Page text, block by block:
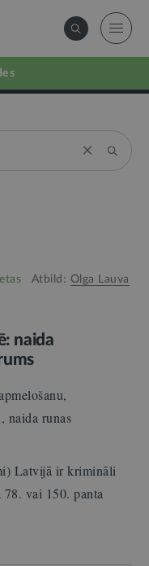
Atbild: Olga Lauva
naida
naida runas
Latvijā ir krimināli
vai 150. panta